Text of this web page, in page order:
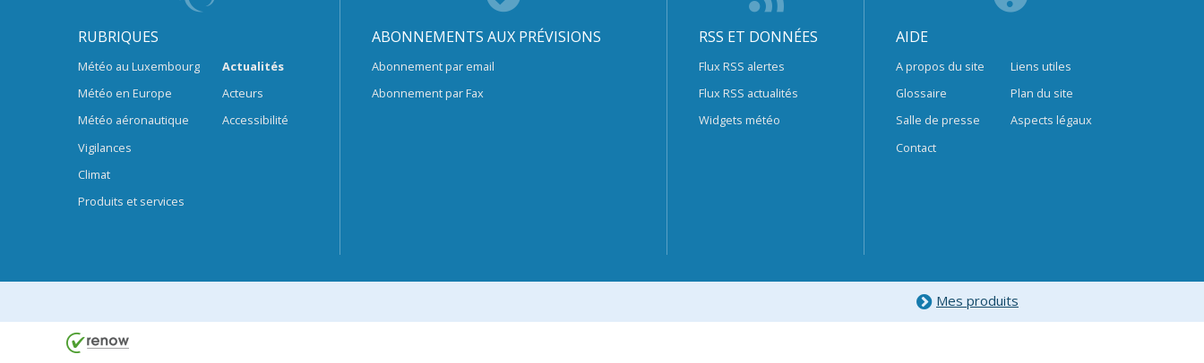
RUBRIQUES
Météo au Luxembourg
Météo en Europe
Météo aéronautique
Vigilances
Climat
Produits et services
Actualités
Acteurs
Accessibilité
ABONNEMENTS AUX PRÉVISIONS
Abonnement par email
Abonnement par Fax
RSS ET DONNÉES
Flux RSS alertes
Flux RSS actualités
Widgets météo
AIDE
A propos du site
Glossaire
Salle de presse
Contact
Liens utiles
Plan du site
Aspects légaux
Mes produits